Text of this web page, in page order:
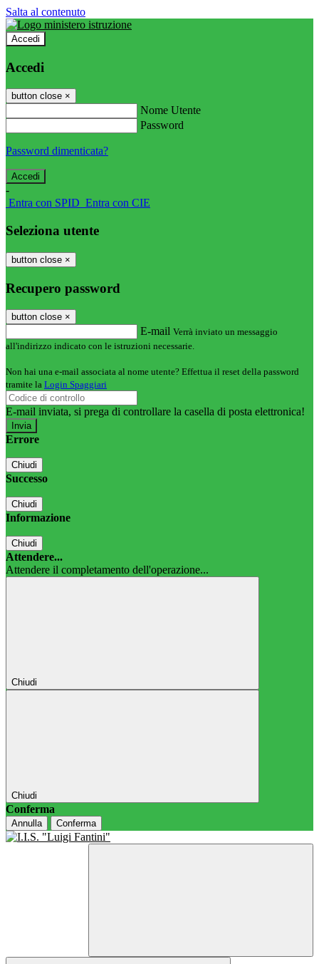
Salta al contenuto
Accedi
Accedi
button close ×
Nome Utente
Password
Password dimenticata?
-
Entra con SPID Entra con CIE
Seleziona utente
button close ×
Recupero password
button close ×
E-mail Verrà inviato un messaggio
all'indirizzo indicato con le istruzioni necessarie.
Non hai una e-mail associata al nome utente? Effettua il reset della password
tramite la Login Spaggiari
E-mail inviata, si prega di controllare la casella di posta elettronica!
Errore
Chiudi
Successo
Chiudi
Informazione
Chiudi
Attendere...
Attendere il completamento dell'operazione...
Chiudi
Chiudi
Conferma
Annulla Conferma